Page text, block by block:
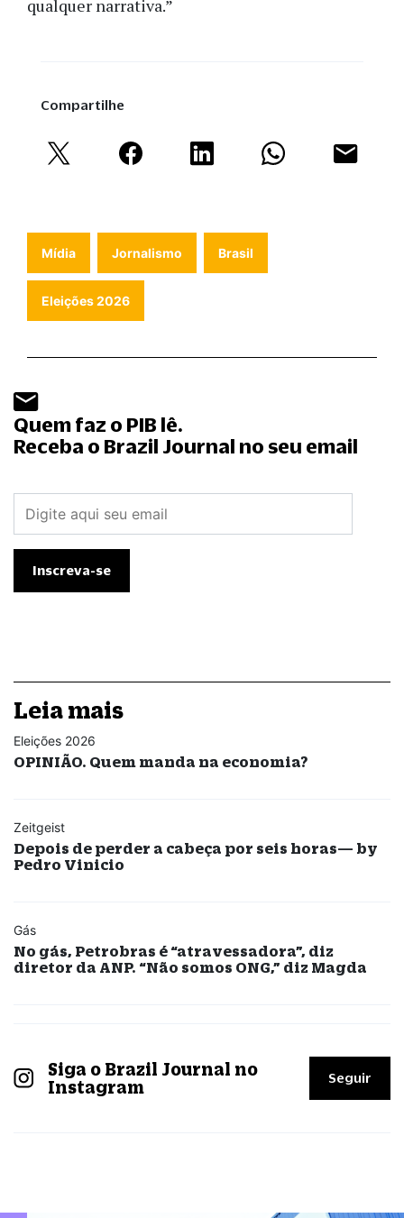
qualquer narrativa.”
Compartilhe
Mídia Jornalismo Brasil
Eleições 2026
Quem faz o PIB lê.
Receba o Brazil Journal no seu email
Leia mais
Eleições 2026
OPINIÃO. Quem manda na economia?
Zeitgeist
Depois de perder a cabeça por seis horas— by
Pedro Vinicio
Gás
No gás, Petrobras é “atravessadora”, diz
diretor da ANP. “Não somos ONG,” diz Magda
Siga o Brazil Journal no
Instagram
Seguir